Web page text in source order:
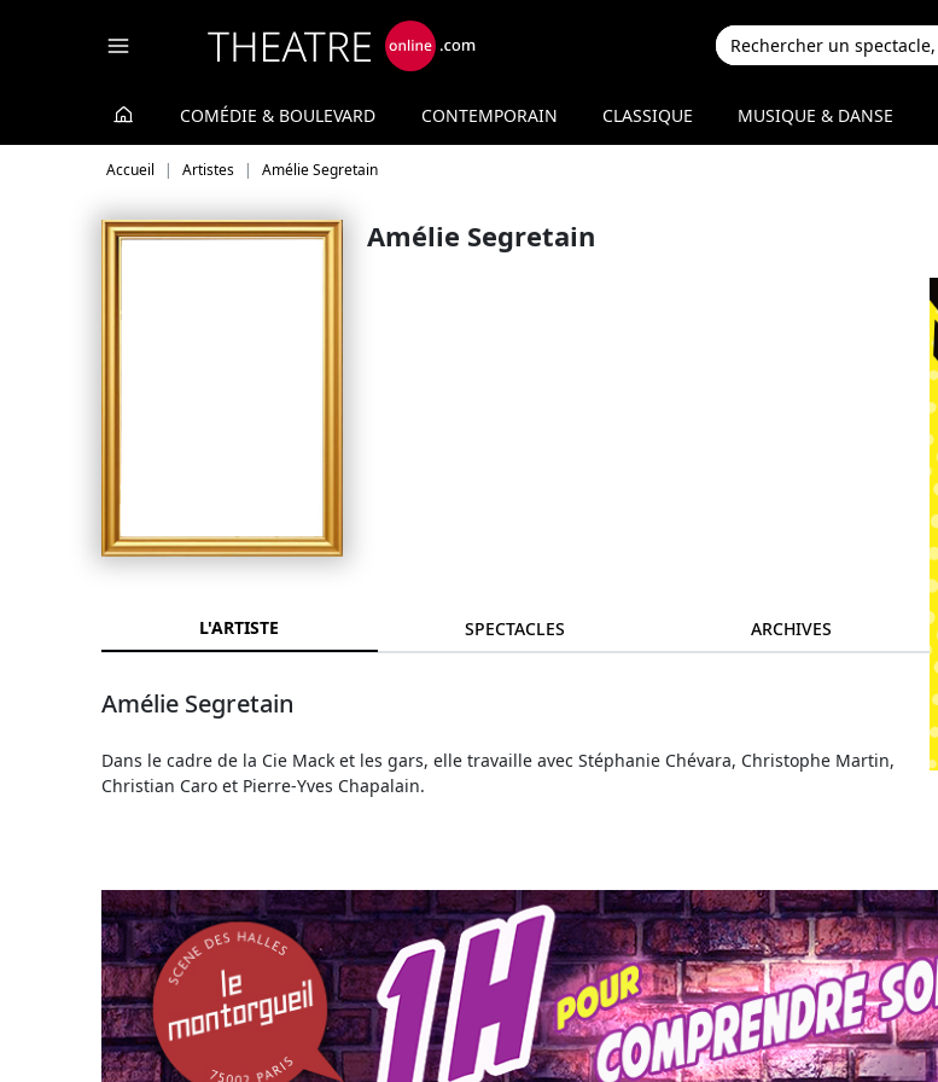
COMÉDIE & BOULEVARD CONTEMPORAIN CLASSIQUE MUSIQUE & DANSE
Accueil Artistes Amélie Segretain
Amélie Segretain
L'ARTISTE SPECTACLES ARCHIVES
Amélie Segretain
Dans le cadre de la Cie Mack et les gars, elle travaille avec Stéphanie Chévara, Christophe Martin,
Christian Caro et Pierre-Yves Chapalain.